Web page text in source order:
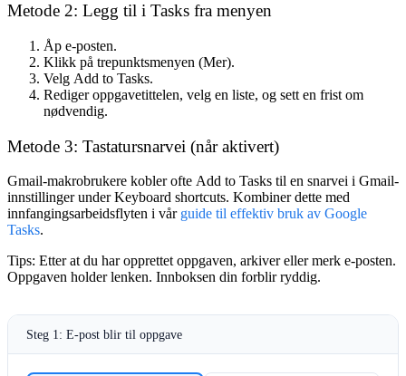
Metode 2: Legg til i Tasks fra menyen
Åp e-posten.
Klikk på trepunktsmenyen (Mer).
Velg Add to Tasks.
Rediger oppgavetittelen, velg en liste, og sett en frist om
nødvendig.
Metode 3: Tastatursnarvei (når aktivert)
Gmail-makrobrukere kobler ofte Add to Tasks til en snarvei i Gmail-
innstillinger underKeyboard shortcuts. Kombiner dette med
innfangingsarbeidsflyten i vår guide til effektiv bruk av Google
Tasks.
Tips: Etter at du har opprettet oppgaven, arkiver eller merk e-posten.
Oppgaven holder lenken. Innboksen din forblir ryddig.
Steg 1: E-post blir til oppgave